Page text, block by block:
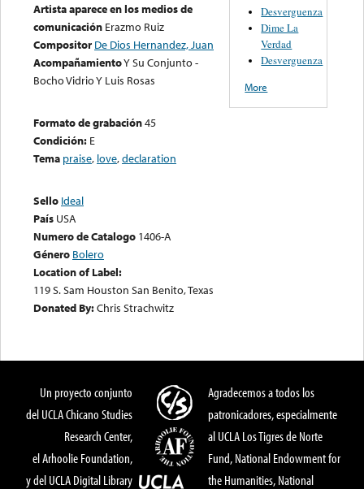
Artista aparece en los medios de
comunicación Erazmo Ruiz
Compositor De Dios Hernandez, Juan
AcompañamientoY Su Conjunto -
Bocho Vidrio Y Luis Rosas
Formato de grabación45
Condición: E
Tema praise, love,declaration
Sello Ideal
País USA
Numero de Catalogo 1406-A
Género Bolero
Location of Label:
119 S. Sam Houston San Benito, Texas
Donated By:Chris Strachwitz
Desverguenza
Dime La
Verdad
Desverguenza
More
Un proyecto conjunto
del UCLA Chicano Studies
Research Center,
el Arhoolie Foundation,
y del UCLA Digital Library
Agradecemos a todos los
patronicadores, especialmente
al UCLA Los Tigres de Norte
Fund, National Endowment for
the Humanities, National